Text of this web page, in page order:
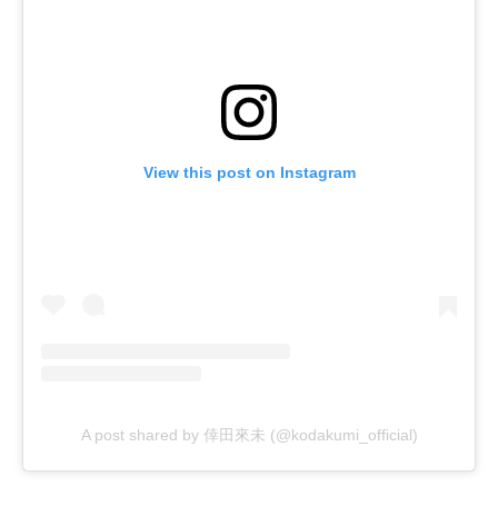
View this post on Instagram
A post shared by 倖田來未 (@kodakumi_official)